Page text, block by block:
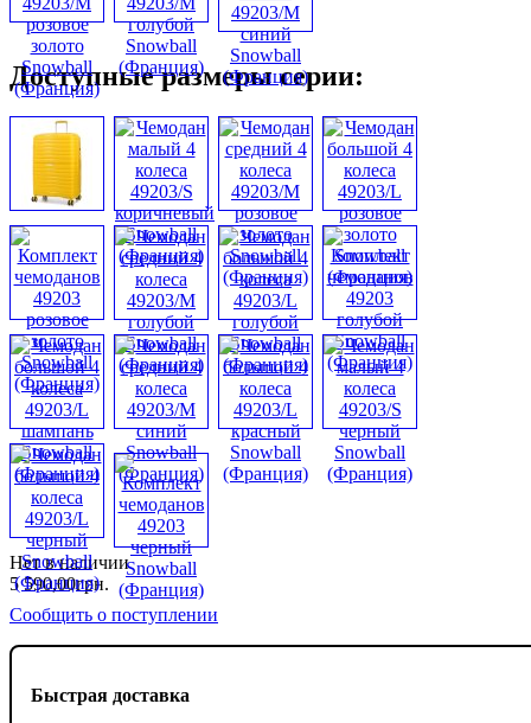
Быстрая доставка
Доступные размеры серии:
Нет в наличии
5 590,00грн.
Сообщить о поступлении